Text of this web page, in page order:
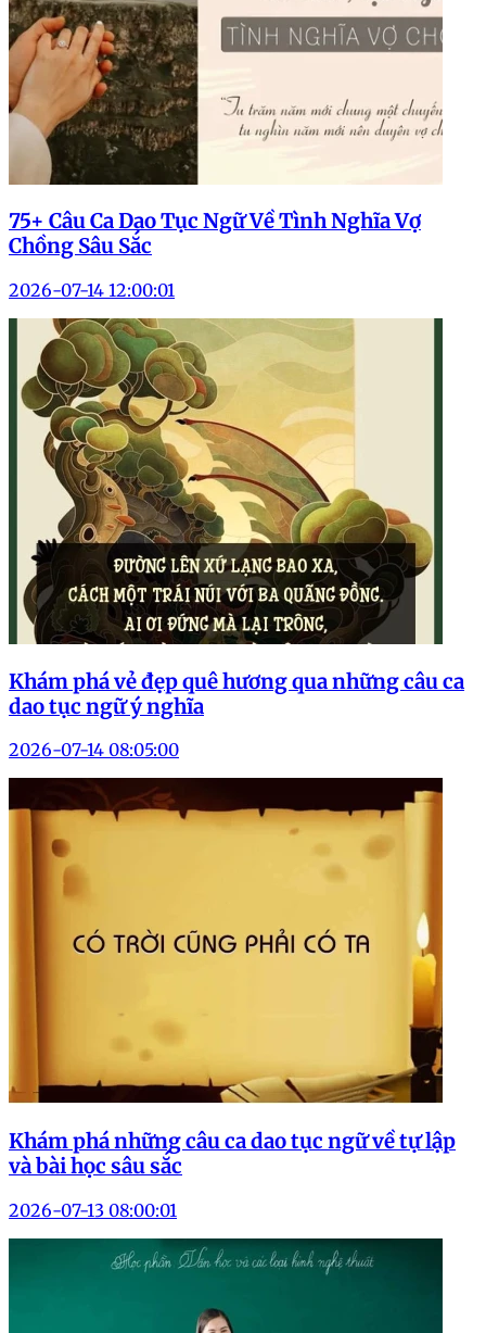
75+ Câu Ca Dao Tục Ngữ Về Tình Nghĩa Vợ
Chồng Sâu Sắc
2026-07-14 12:00:01
Khám phá vẻ đẹp quê hương qua những câu ca
dao tục ngữ ý nghĩa
2026-07-14 08:05:00
Khám phá những câu ca dao tục ngữ về tự lập
và bài học sâu sắc
2026-07-13 08:00:01